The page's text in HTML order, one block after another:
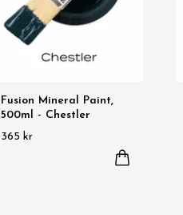
Fusion Mineral Paint,
500ml - Chestler
365 kr